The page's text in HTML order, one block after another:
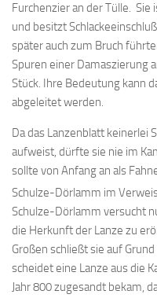
Furchenzier an der Tülle.
und besitzt
später auch zum Bruch
Spuren einer Damaszierung
Stück. Ihre Bedeutung kann
abgeleitet werden.
Da das Lanzenblatt keinerlei
aufweist, dürfte sie nie im
sollte von Anfang an als
Schulze-Dörlamm im
Schulze-Dörlamm versucht
die Herkunft der Lanze zu
Großen schließt sie auf
scheidet eine Lanze aus die
Jahr 800 zugesandt bekam,